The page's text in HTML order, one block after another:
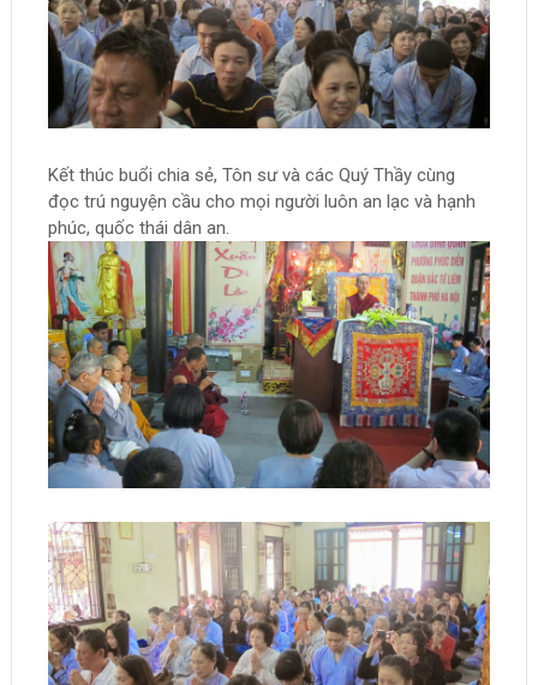
Kết thúc buổi chia sẻ, Tôn sư và các Quý Thầy cùng
đọc trú nguyện cầu cho mọi người luôn an lạc và hạnh
phúc, quốc thái dân an.